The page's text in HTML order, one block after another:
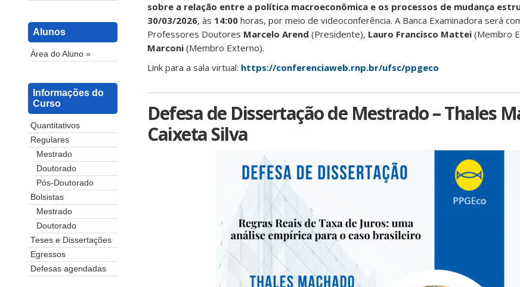
Alunos
Área do Aluno »
Informações do
Curso
Quantitativos
Regulares
Mestrado
Doutorado
Pós-Doutorado
Bolsistas
Mestrado
Doutorado
Teses e Dissertações
Egressos
Defesas agendadas
sobre a relação entre a política macroeconômica e os processos de mudança
30/03/2026, às 14:00 horas, por meio de videoconferência. A Banca Examinadora será
Professores Doutores Marcelo Arend (Presidente), Lauro Francisco Mattei (Membro
Marconi (Membro Externo).
Link para a sala virtual: https://conferenciaweb.rnp.br/ufsc/ppgeco
Defesa de Dissertação de Mestrado – Thales
Caixeta Silva